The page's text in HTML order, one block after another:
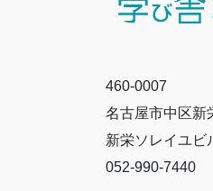
460-0007
名古屋市中区新
新栄ソレイユビ
052-990-7440